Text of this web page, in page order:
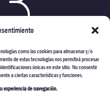
como las cookies para almacenar y/o
de estas tecnologías nos permitirá procesar
únicas en este sitio. No consentir
a ciertas características y funciones.
experiencia de navegación.